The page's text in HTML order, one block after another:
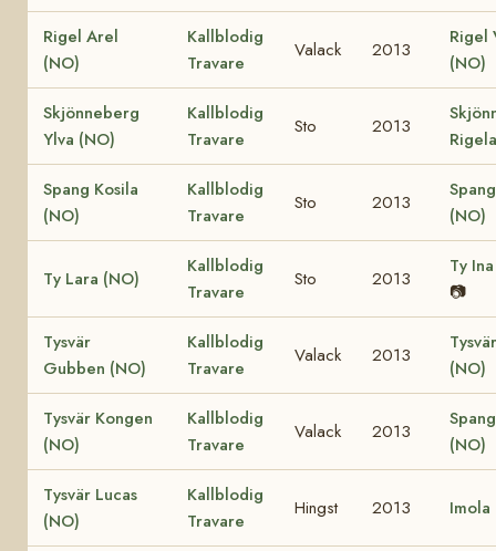
Rigel Arel
(NO)
Kallblodig
Travare
Valack 2013
Rigel
(NO)
Skjönneberg
Ylva (NO)
Kallblodig
Travare
Sto 2013
Spang Kosila
(NO)
Kallblodig
Travare
Sto 2013
(NO)
Ty Lara (NO)
Kallblodig
Travare
Sto 2013
Ty
📷
Tysvär
Gubben (NO)
Kallblodig
Travare
Valack 2013
(NO)
Tysvär Kongen
(NO)
Kallblodig
Travare
Valack 2013
(NO)
Tysvär Lucas
(NO)
Kallblodig
Travare
Hingst 2013 Imola